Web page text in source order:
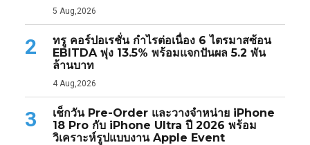
5 Aug,2026
2
ทรู คอร์ปอเรชั่น กำไรต่อเนื่อง 6 ไตรมาสซ้อน
EBITDA พุ่ง 13.5% พร้อมแจกปันผล 5.2 พัน
ล้านบาท
4 Aug,2026
3
เช็กวัน Pre-Order และวางจำหน่าย iPhone
18 Pro กับ iPhone Ultra ปี 2026 พร้อม
วิเคราะห์รูปแบบงาน Apple Event